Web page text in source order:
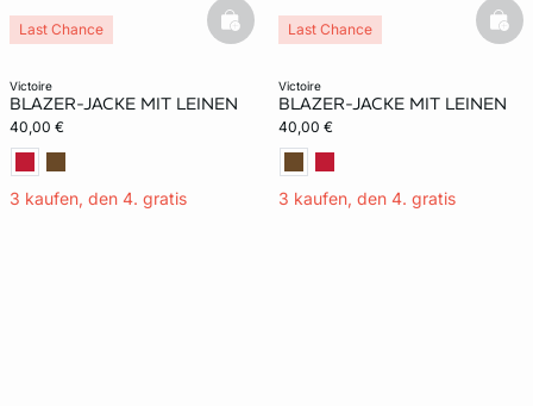
victoire
BLAZER-JACKE MIT LEINEN
40,00 €
3 kaufen, den 4. gratis
Last Chance basketfull
victoire
BLAZER-JACKE MIT LEINEN
40,00 €
3 kaufen, den 4. gratis
Last Chance